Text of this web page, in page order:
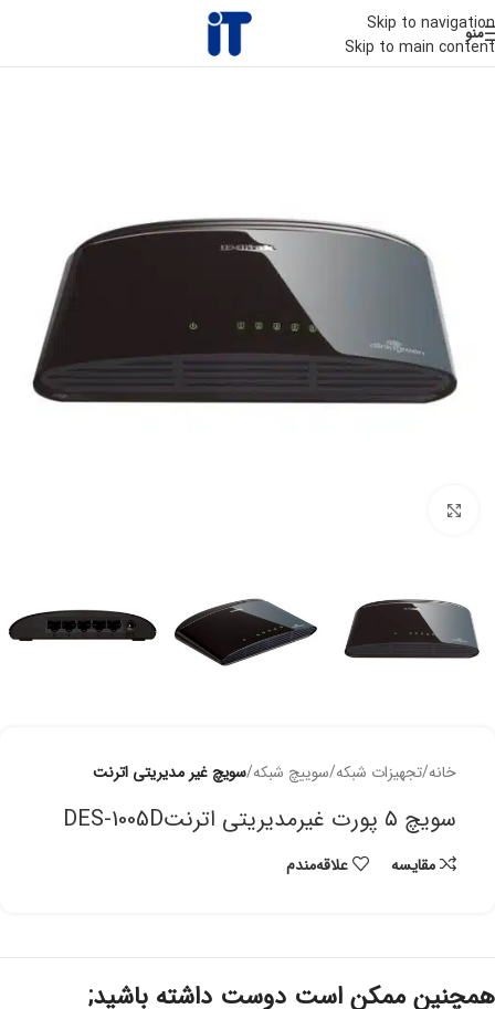
Skip to navigation
Skip to main content
منو
خانه تجهیزات شبکه سوییچ شبکه سویچ غیر مدیریتی اترنت
سویچ ۵ پورت غیرمدیریتی اترنتDES-1005D
مقایسه علاقه‌مندم
همچنین ممکن است دوست داشته باشید;